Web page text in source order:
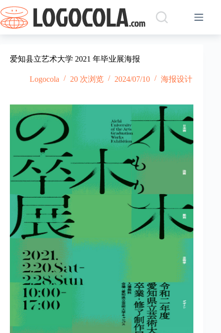
过
内
容
爱知县立艺术大学 2021 年毕业展海报
Logocola 20 次浏览 2024/07/10 海报设计